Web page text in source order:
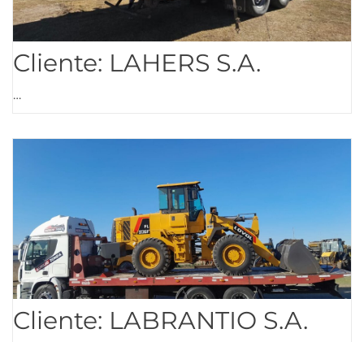
Cliente: LAHERS S.A.
…
Cliente: LABRANTIO S.A.